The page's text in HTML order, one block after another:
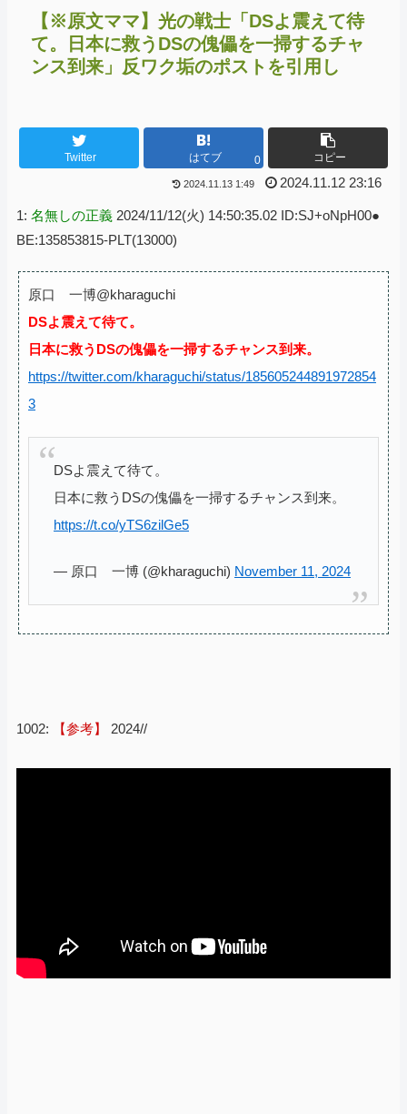
【※原文ママ】光の戦士「DSよ震えて待
て。日本に救うDSの傀儡を一掃するチャ
ンス到来」反ワク垢のポストを引用し
Twitter はてブ 0 コピー
2024.11.13 1:49 2024.11.12 23:16
1: 名無しの正義 2024/11/12(火) 14:50:35.02 ID:SJ+oNpH00●
BE:135853815-PLT(13000)
原口 一博@kharaguchi
DSよ震えて待て。
日本に救うDSの傀儡を一掃するチャンス到来。
https://twitter.com/kharaguchi/status/185605244891972854
3
DSよ震えて待て。
日本に救うDSの傀儡を一掃するチャンス到来。
https://t.co/yTS6zilGe5
— 原口 一博 (@kharaguchi) November 11, 2024
1002: 【参考】 2024//